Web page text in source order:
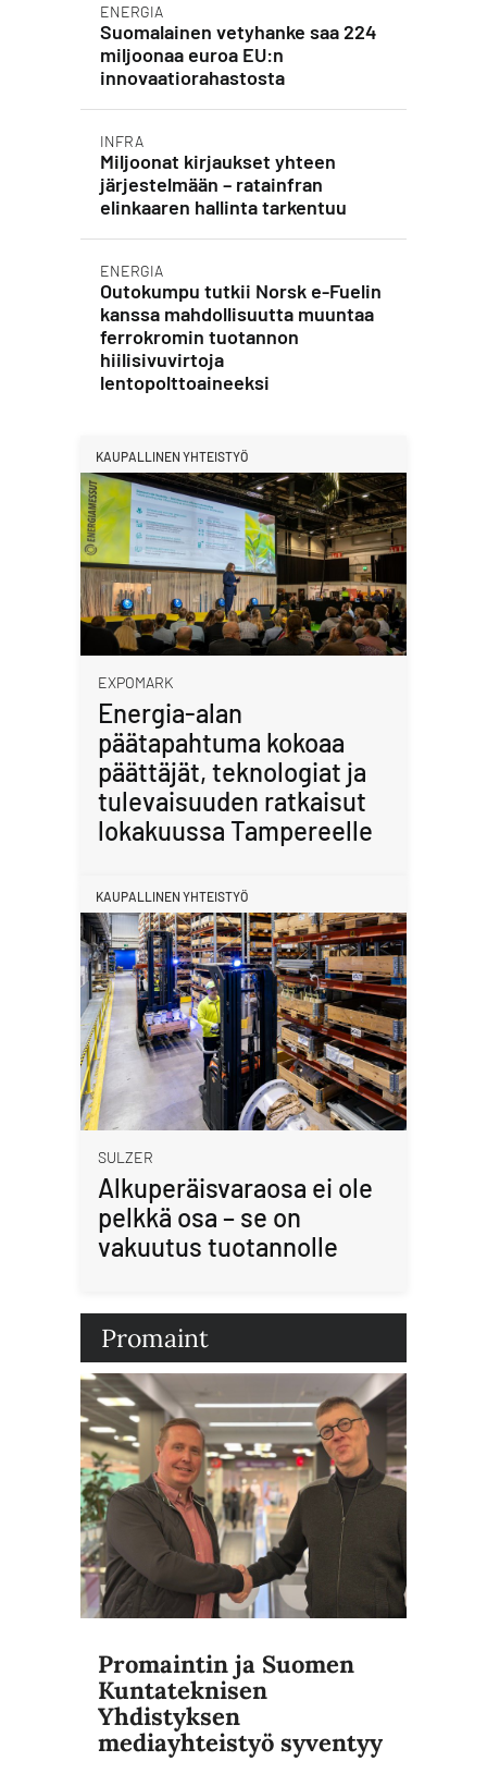
ENERGIA
Suomalainen vetyhanke saa 224
miljoonaa euroa EU:n
innovaatiorahastosta
INFRA
Miljoonat kirjaukset yhteen
järjestelmään – ratainfran
elinkaaren hallinta tarkentuu
ENERGIA
Outokumpu tutkii Norsk e-Fuelin
kanssa mahdollisuutta muuntaa
ferrokromin tuotannon
hiilisivuvirtoja
lentopolttoaineeksi
KAUPALLINEN YHTEISTYÖ
EXPOMARK
Energia-alan
päätapahtuma kokoaa
päättäjät, teknologiat ja
tulevaisuuden ratkaisut
lokakuussa Tampereelle
KAUPALLINEN YHTEISTYÖ
SULZER
Alkuperäisvaraosa ei ole
pelkkä osa – se on
vakuutus tuotannolle
Promaint
Promaintin ja Suomen
Kuntateknisen
Yhdistyksen
mediayhteistyö syventyy